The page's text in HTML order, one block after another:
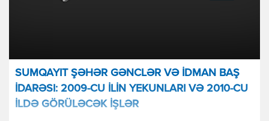
SUMQAYIT ŞƏHƏR GƏNCLƏR VƏ İDMAN BAŞ
İDARƏSI: 2009-CU İLİN YEKUNLARI VƏ 2010-CU
İLDƏ GÖRÜLƏCƏK İŞLƏR